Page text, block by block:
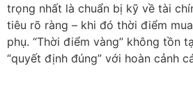
trọng nhất là chuẩn bị kỹ về tài
tiêu rõ ràng – khi đó thời điểm
phụ. “Thời điểm vàng” không tồn
“quyết định đúng” với hoàn cảnh